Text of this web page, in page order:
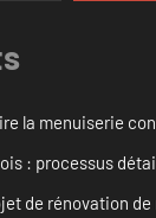
la menuiserie
: processus
de rénovation de